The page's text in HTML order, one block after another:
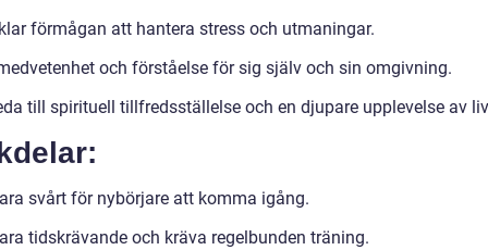
förmågan att hantera stress och utmaningar.
och förståelse för sig själv och sin omgivning.
till spirituell tillfredsställelse och en djupare upplevelse av
svårt för nybörjare att komma igång.
tidskrävande och kräva regelbunden träning.